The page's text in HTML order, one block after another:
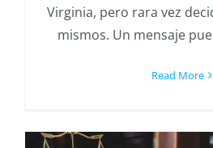
Virginia, pero rara vez
mismos. Un mensaje
Read More